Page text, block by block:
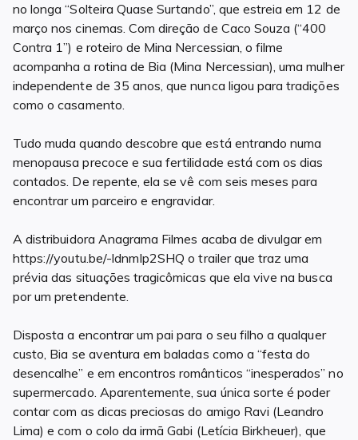
no longa “Solteira Quase Surtando”, que estreia em 12 de
março nos cinemas. Com direção de Caco Souza (“400
Contra 1”) e roteiro de Mina Nercessian, o filme
acompanha a rotina de Bia (Mina Nercessian), uma mulher
independente de 35 anos, que nunca ligou para tradições
como o casamento.
Tudo muda quando descobre que está entrando numa
menopausa precoce e sua fertilidade está com os dias
contados. De repente, ela se vê com seis meses para
encontrar um parceiro e engravidar.
A distribuidora Anagrama Filmes acaba de divulgar em
https://youtu.be/-ldnmIp2SHQ o trailer que traz uma
prévia das situações tragicômicas que ela vive na busca
por um pretendente.
Disposta a encontrar um pai para o seu filho a qualquer
custo, Bia se aventura em baladas como a “festa do
desencalhe” e em encontros românticos “inesperados” no
supermercado. Aparentemente, sua única sorte é poder
contar com as dicas preciosas do amigo Ravi (Leandro
Lima) e com o colo da irmã Gabi (Letícia Birkheuer), que